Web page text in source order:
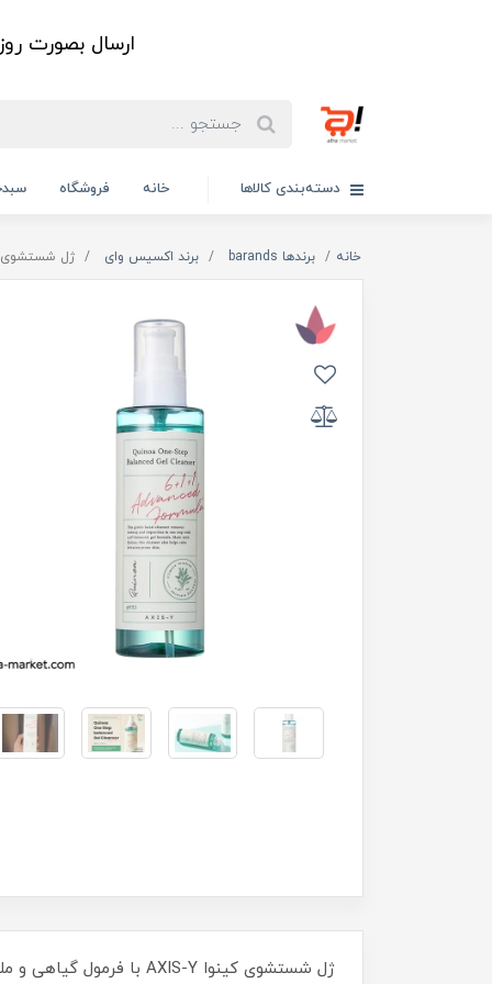
ارسال بصورت
دسته‌بندی کالاها خانه فروشگاه
خانه برندها barands برند اکسیس وای ژل شستشوی
ژل شستشوی کینوا AXIS-Y با فرمول گیاهی و ملایم، آلودگی و چربی اضافی را پاک کرده و پوست را متعادل و مرطوب نگه می‌دارد. مناسب برای انواع پوست.